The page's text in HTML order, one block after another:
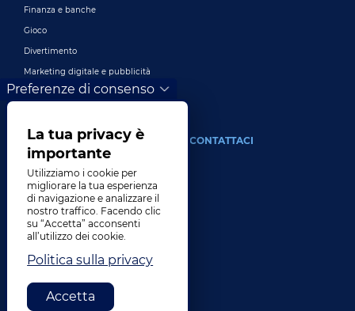
Finanza e banche
Gioco
Divertimento
Marketing digitale e pubblicità
Più industrie
DI
La nostra azienda
Comando
Storia
Carriere
Luoghi
CONTATTACI
Preferenze di consenso
La tua privacy è
importante
Utilizziamo i cookie per
migliorare la tua esperienza
di navigazione e analizzare il
nostro traffico. Facendo clic
su “Accetta” acconsenti
all’utilizzo dei cookie.
Politica sulla privacy
Accetta